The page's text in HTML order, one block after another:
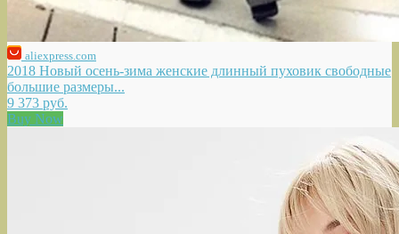
aliexpress.com
2018 Новый осень-зима женские длинный пуховик свободные
большие размеры...
9 373 руб.
Buy Now